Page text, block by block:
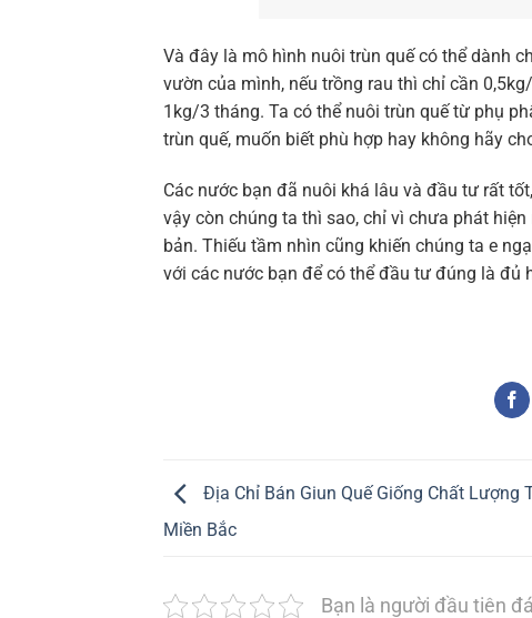
Và đây là mô hình nuôi trùn quế có thể dành
vườn của mình, nếu trồng rau thì chỉ cần
1kg/3 tháng. Ta có thể nuôi trùn quế từ phụ
trùn quế, muốn biết phù hợp hay không hãy
Các nước bạn đã nuôi khá lâu và đầu tư rất
vậy còn chúng ta thì sao, chỉ vì chưa phát
bản. Thiếu tầm nhìn cũng khiến chúng ta e
với các nước bạn để có thể đầu tư đúng là đủ
Địa Chỉ Bán Giun Quế Giống Chất Lượng
Miền Bắc
Bạn là người đầu tiên